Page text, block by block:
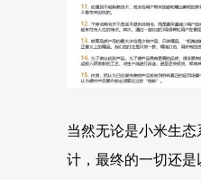
当然无论是小米生
计，最终的一切还